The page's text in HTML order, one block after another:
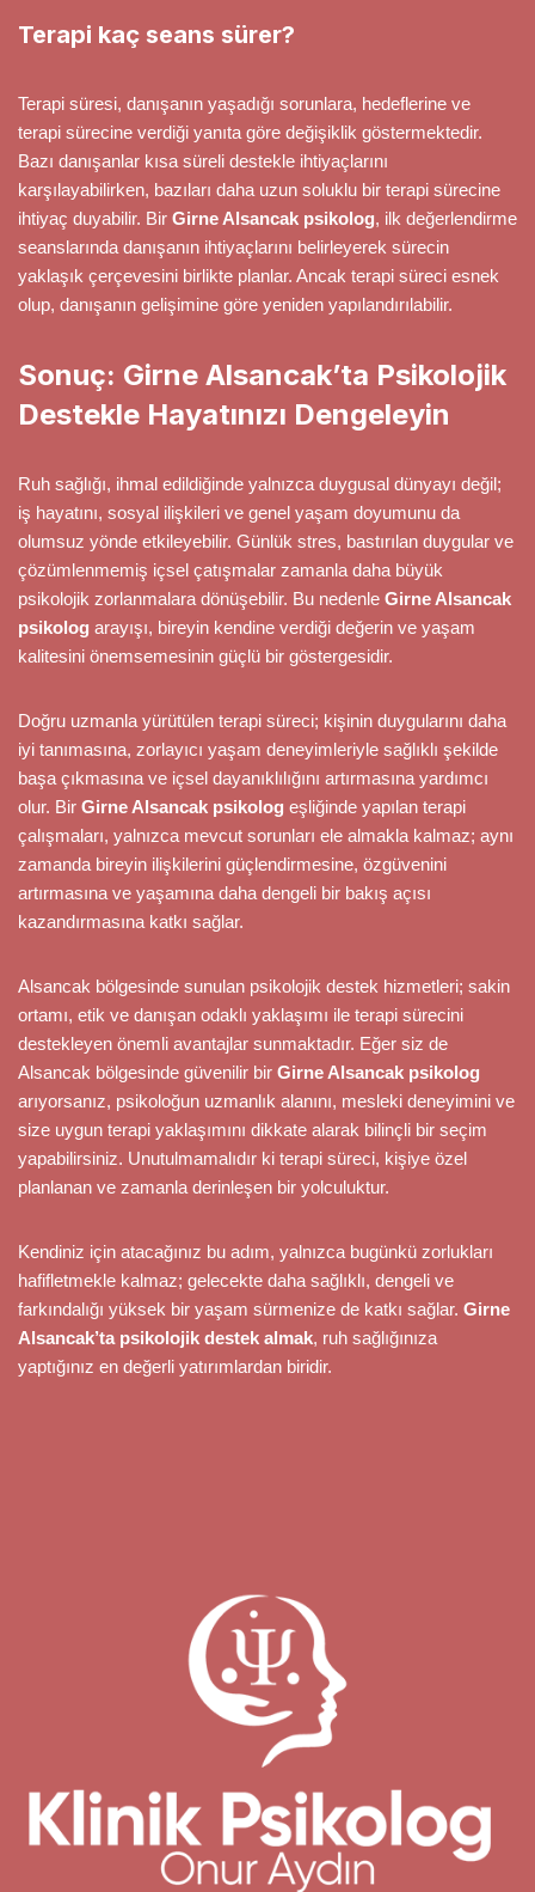
Terapi kaç seans sürer?
Terapi süresi, danışanın yaşadığı sorunlara, hedeflerine ve
terapi sürecine verdiği yanıta göre değişiklik göstermektedir.
Bazı danışanlar kısa süreli destekle ihtiyaçlarını
karşılayabilirken, bazıları daha uzun soluklu bir terapi sürecine
ihtiyaç duyabilir. Bir Girne Alsancak psikolog, ilk değerlendirme
seanslarında danışanın ihtiyaçlarını belirleyerek sürecin
yaklaşık çerçevesini birlikte planlar. Ancak terapi süreci esnek
olup, danışanın gelişimine göre yeniden yapılandırılabilir.
Sonuç: Girne Alsancak’ta Psikolojik
Destekle Hayatınızı Dengeleyin
Ruh sağlığı, ihmal edildiğinde yalnızca duygusal dünyayı değil;
iş hayatını, sosyal ilişkileri ve genel yaşam doyumunu da
olumsuz yönde etkileyebilir. Günlük stres, bastırılan duygular ve
çözümlenmemiş içsel çatışmalar zamanla daha büyük
psikolojik zorlanmalara dönüşebilir. Bu nedenle Girne Alsancak
psikolog arayışı, bireyin kendine verdiği değerin ve yaşam
kalitesini önemsemesinin güçlü bir göstergesidir.
Doğru uzmanla yürütülen terapi süreci; kişinin duygularını daha
iyi tanımasına, zorlayıcı yaşam deneyimleriyle sağlıklı şekilde
başa çıkmasına ve içsel dayanıklılığını artırmasına yardımcı
olur. Bir Girne Alsancak psikolog eşliğinde yapılan terapi
çalışmaları, yalnızca mevcut sorunları ele almakla kalmaz; aynı
zamanda bireyin ilişkilerini güçlendirmesine, özgüvenini
artırmasına ve yaşamına daha dengeli bir bakış açısı
kazandırmasına katkı sağlar.
Alsancak bölgesinde sunulan psikolojik destek hizmetleri; sakin
ortamı, etik ve danışan odaklı yaklaşımı ile terapi sürecini
destekleyen önemli avantajlar sunmaktadır. Eğer siz de
Alsancak bölgesinde güvenilir bir Girne Alsancak psikolog
arıyorsanız, psikoloğun uzmanlık alanını, mesleki deneyimini ve
size uygun terapi yaklaşımını dikkate alarak bilinçli bir seçim
yapabilirsiniz. Unutulmamalıdır ki terapi süreci, kişiye özel
planlanan ve zamanla derinleşen bir yolculuktur.
Kendiniz için atacağınız bu adım, yalnızca bugünkü zorlukları
hafifletmekle kalmaz; gelecekte daha sağlıklı, dengeli ve
farkındalığı yüksek bir yaşam sürmenize de katkı sağlar. Girne
Alsancak’ta psikolojik destek almak, ruh sağlığınıza
yaptığınız en değerli yatırımlardan biridir.